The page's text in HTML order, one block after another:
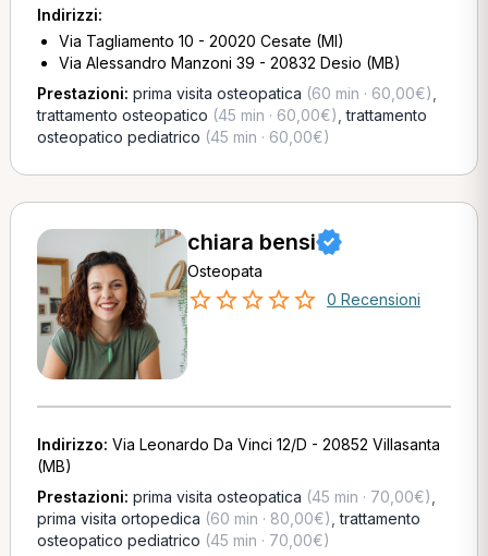
Indirizzi:
Via Tagliamento 10 - 20020 Cesate (MI)
Via Alessandro Manzoni 39 - 20832 Desio (MB)
Prestazioni: prima visita osteopatica (60 min · 60,00€)
trattamento osteopatico (45 min · 60,00€) ,trattamento
osteopatico pediatrico (45 min · 60,00€)
chiara bensi
Osteopata
0 Recensioni
Indirizzo: Via Leonardo Da Vinci 12/D - 20852 Villasanta
(MB)
Prestazioni: prima visita osteopatica (45 min · 70,00€)
prima visita ortopedica (60 min · 80,00€) ,trattamento
osteopatico pediatrico (45 min · 70,00€)